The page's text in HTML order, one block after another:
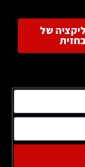
של
בחזית